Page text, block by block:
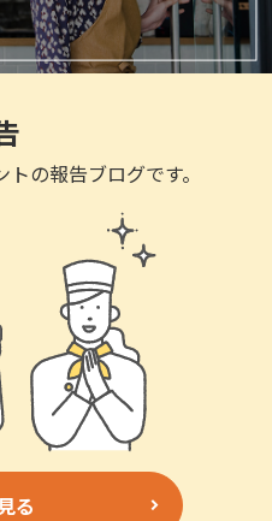
の報告ブログです。
る